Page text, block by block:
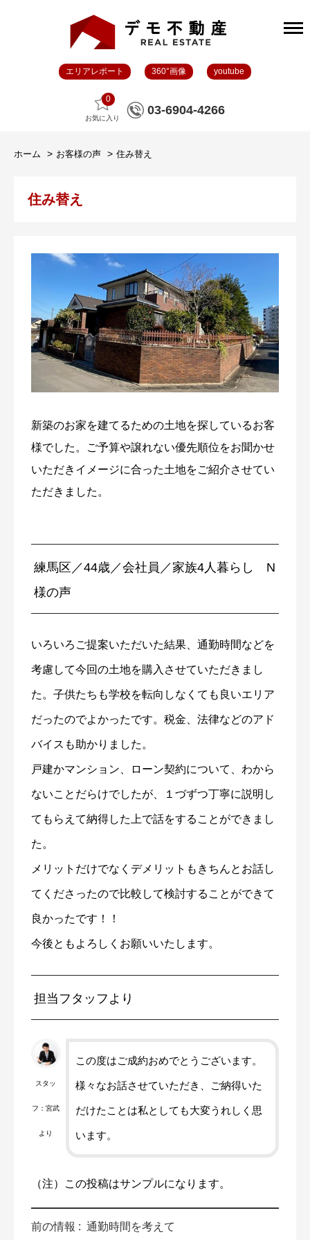
エリアレポート 360°画像 youtube
0
お気に入り
03-6904-4266
ホーム お客様の声 住み替え
住み替え
新築のお家を建てるための土地を探しているお客
様でした。ご予算や譲れない優先順位をお聞かせ
いただきイメージに合った土地をご紹介させてい
ただきました。
練馬区／44歳／会社員／家族4人暮らし N
様の声
いろいろご提案いただいた結果、通勤時間などを
考慮して今回の土地を購入させていただきまし
た。子供たちも学校を転向しなくても良いエリア
だったのでよかったです。税金、法律などのアド
バイスも助かりました。
戸建かマンション、ローン契約について、わから
ないことだらけでしたが、１づずつ丁寧に説明し
てもらえて納得した上で話をすることができまし
た。
メリットだけでなくデメリットもきちんとお話し
てくださったので比較して検討することができて
良かったです！！
今後ともよろしくお願いいたします。
担当フタッフより
スタッ
フ：宮武
より
この度はご成約おめでとうございます。
様々なお話させていただき、ご納得いた
だけたことは私としても大変うれしく思
います。
（注）この投稿はサンプルになります。
前の情報 : 通勤時間を考えて